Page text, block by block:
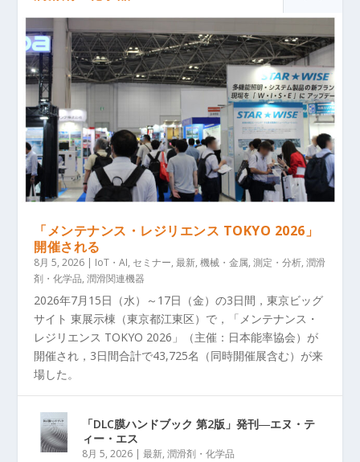
「メンテナンス・レジリエンス TOKYO 2026」
開催される
8月 5, 2026 | IoT・AI, セミナー,最新,機械・金属,測定・分析,潤滑
剤・化学品,潤滑関連機器
2026年7月15日（水）～17日（金）の3日間，東京ビッグ
サイト 東展示棟（東京都江東区）で，「メンテナンス・
レジリエンス TOKYO 2026」（主催：日本能率協会）が
開催され，3日間合計で43,725名（同時開催展含む）が来
場した。
「DLC膜ハンドブック 第2版」発刊―エヌ・テ
ィー・エス
8月 5, 2026 |最新,潤滑剤・化学品